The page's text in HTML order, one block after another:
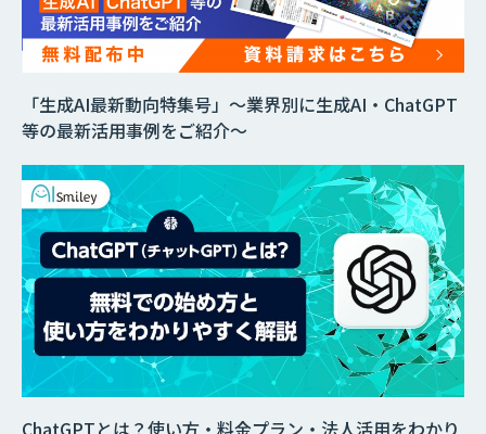
ChatGPTとは？使い方・料金プラン・法人活用をわかり
「生成AI最新動向特集号」～業界別に生成AI・ChatGPT
等の最新活用事例をご紹介～